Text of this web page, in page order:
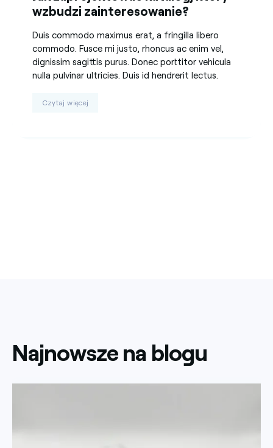
wzbudzi zainteresowanie?
Duis commodo maximus erat, a fringilla libero
commodo. Fusce mi justo, rhoncus ac enim vel,
dignissim sagittis purus. Donec porttitor vehicula
nulla pulvinar ultricies. Duis id hendrerit lectus.
Czytaj więcej
Najnowsze na blogu